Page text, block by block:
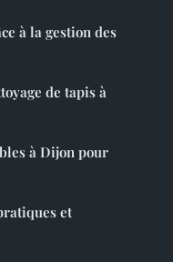
à la gestion des
de tapis à
à Dijon pour
et